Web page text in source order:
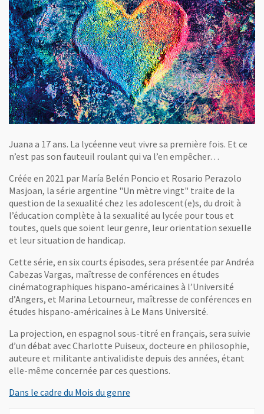
Juana a 17 ans. La lycéenne veut vivre sa première fois. Et ce
n’est pas son fauteuil roulant qui va l’en empêcher…
Créée en 2021 par María Belén Poncio et Rosario Perazolo
Masjoan, la série argentine "Un mètre vingt" traite de la
question de la sexualité chez les adolescent(e)s, du droit à
l’éducation complète à la sexualité au lycée pour tous et
toutes, quels que soient leur genre, leur orientation sexuelle
et leur situation de handicap.
Cette série, en six courts épisodes, sera présentée par Andréa
Cabezas Vargas, maîtresse de conférences en études
cinématographiques hispano-américaines à l’Université
d’Angers, et Marina Letourneur, maîtresse de conférences en
études hispano-américaines à Le Mans Université.
La projection, en espagnol sous-titré en français, sera suivie
d’un débat avec Charlotte Puiseux, docteure en philosophie,
auteure et militante antivalidiste depuis des années, étant
elle-même concernée par ces questions.
Dans le cadre du Mois du genre